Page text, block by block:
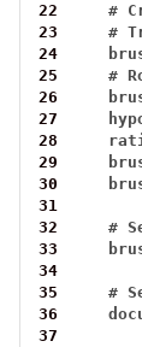
22
#
23
#
24
25
#
26
27
28
29
30
31
32
#
33
34
35
#
36
37